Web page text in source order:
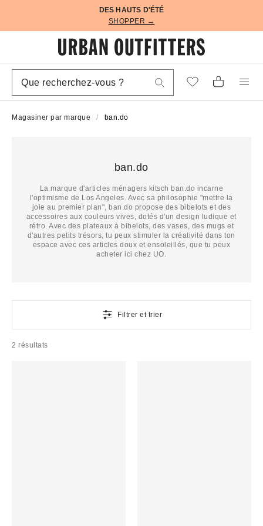
DES HAUTS D'ÉTÉ
SHOPPER →
Magasiner par marque ban.do
ban.do
La marque d'articles ménagers kitsch ban.do incarne
l'optimisme de Los Angeles. Avec sa philosophie "mettre la
joie au premier plan", ban.do propose des bibelots et des
accessoires aux couleurs vives, dotés d'un design ludique et
rétro. Avec des plateaux à bibelots, des vases, des mugs et
d'autres petits trésors, tu peux stimuler la créativité dans ton
espace avec ces articles doux et ensoleillés, que tu peux
acheter ici chez UO.
Filtrer et trier
2 résultats